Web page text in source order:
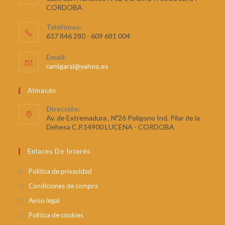
CORDOBA
Teléfonos:
637 846 280 - 609 681 004
Email:
ramigarsl@yahoo.es
Almacén
Dirección:
Av. de Extremadura , Nº26 Polígono Ind. Pilar de la
Dehesa C.P.14900 LUCENA - CORDOBA
Enlaces De Interés
Política de privacidad
Condiciones de compra
Aviso legal
Política de cookies